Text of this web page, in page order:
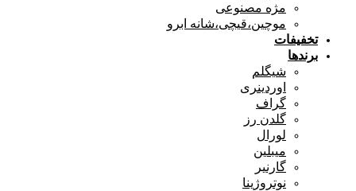
مژه مصنوعی
موچین،قیچی،شانه ابرو
تخفیفات
برندها
شیگلم
اوردینری
گراف
گلدن رز
لورال
میبلین
گارنیر
نوتروژینا